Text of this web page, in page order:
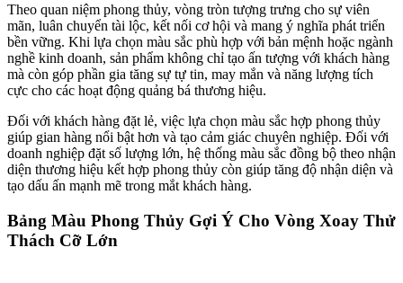
Theo quan niệm phong thủy, vòng tròn tượng trưng cho sự viên
mãn, luân chuyển tài lộc, kết nối cơ hội và mang ý nghĩa phát triển
bền vững. Khi lựa chọn màu sắc phù hợp với bản mệnh hoặc ngành
nghề kinh doanh, sản phẩm không chỉ tạo ấn tượng với khách hàng
mà còn góp phần gia tăng sự tự tin, may mắn và năng lượng tích
cực cho các hoạt động quảng bá thương hiệu.
Đối với khách hàng đặt lẻ, việc lựa chọn màu sắc hợp phong thủy
giúp gian hàng nổi bật hơn và tạo cảm giác chuyên nghiệp. Đối với
doanh nghiệp đặt số lượng lớn, hệ thống màu sắc đồng bộ theo nhận
diện thương hiệu kết hợp phong thủy còn giúp tăng độ nhận diện và
tạo dấu ấn mạnh mẽ trong mắt khách hàng.
Bảng Màu Phong Thủy Gợi Ý Cho Vòng Xoay Thử
Thách Cỡ Lớn